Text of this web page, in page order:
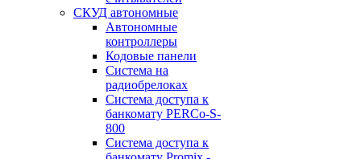
СКУД автономные
Автономные
контроллеры
Кодовые панели
Система на
радиобрелоках
Система доступа к
банкомату PERCo-S-
800
Система доступа к